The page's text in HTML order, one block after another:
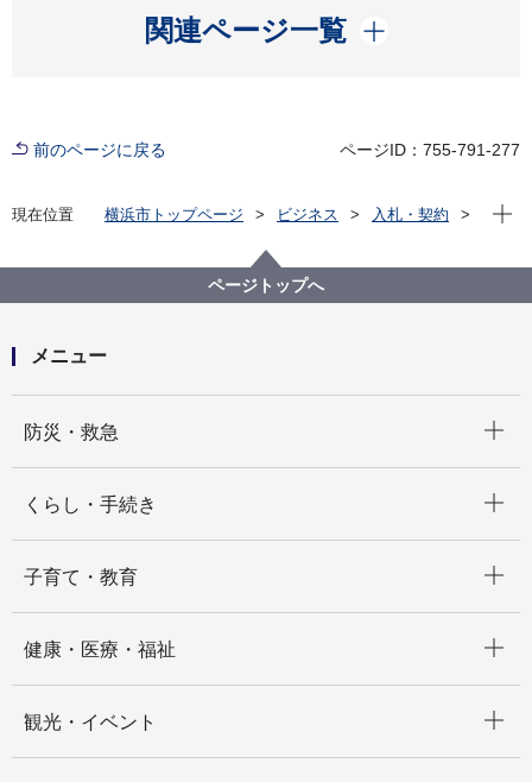
関連ページ一覧
開く
前のページに戻る ページID：755-791-277
現在位置 横浜市トップページ ビジネス
入札・契約
【終了しました】【公募型指名競争入札】令和４年度
資格取得・就労支援事業委託
現在
ページトップへ
メニュー
防災・救急
くらし・手続き
子育て・教育
健康・医療・福祉
観光・イベント